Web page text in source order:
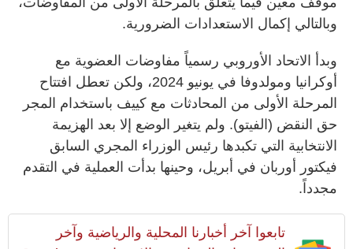
وبالتالي إكمال الاستعدادات الضرورية.
وبدأ الاتحاد الأوروبي رسمياً مفاوضات العضوية مع
أوكرانيا ومولدوفا في يونيو 2024، ولكن تعطل افتتاح
المرحلة الأولى من المحادثات مع كييف باستخدام المجر
حق النقض (الفيتو). ولم يتغير الوضع إلا بعد الهزيمة
الانتخابية التي تكبدها رئيس الوزراء المجري السابق
فيكتور أوربان في أبريل، وحينها بدأت العملية في التقدم
مجدداً.
تابعوا آخر أخبارنا المحلية والرياضية وآخر